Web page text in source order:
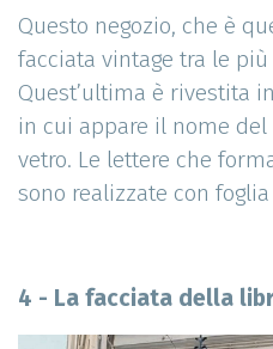
Questo negozio, che è
facciata vintage tra le
Quest’ultima è rivestita
in cui appare il nome
vetro. Le lettere che
sono realizzate con
4 - La facciata della